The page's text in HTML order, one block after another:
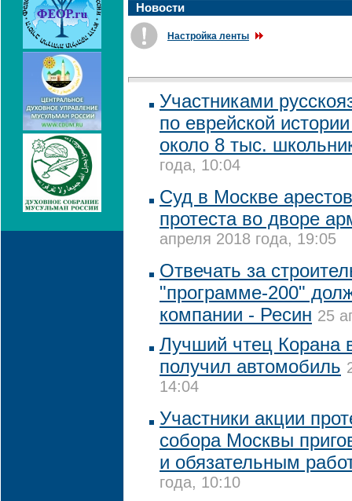
Новости
Настройка ленты
Участниками
по еврейской
около 8 тыс.
года, 10:04
Суд в Москве
протеста во дворе
апреля 2018 года, 19:05
Отвечать за
"программе-200"
компании - Ресин 25
Лучший чтец Корана
получил автомобиль
14:04
Участники акции
собора Москвы
и обязательным
года, 10:10